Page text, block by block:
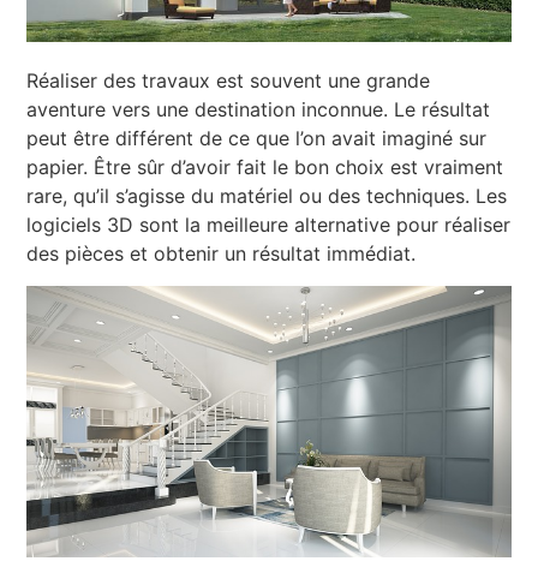
Réaliser des travaux est souvent une grande
aventure vers une destination inconnue. Le résultat
peut être différent de ce que l’on avait imaginé sur
papier. Être sûr d’avoir fait le bon choix est vraiment
rare, qu’il s’agisse du matériel ou des techniques. Les
logiciels 3D sont la meilleure alternative pour réaliser
des pièces et obtenir un résultat immédiat.